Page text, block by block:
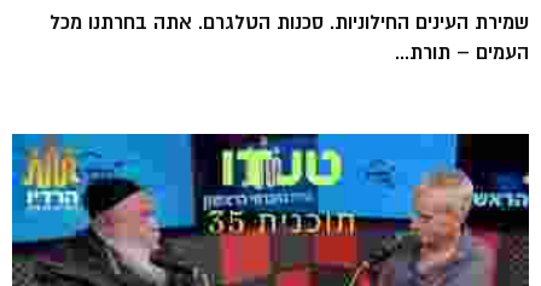
שמירת העינים החילוניות. סכנות הטלגרם. אתה בחרתנו מכל
העמים – תורת...